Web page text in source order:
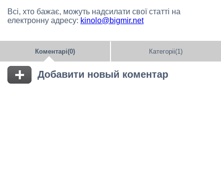
Всі, хто бажає, можуть надсилати свої статті на
електронну адресу: kinolo@bigmir.net
Коментарі(0) Категоріі(1)
Добавити новый коментар